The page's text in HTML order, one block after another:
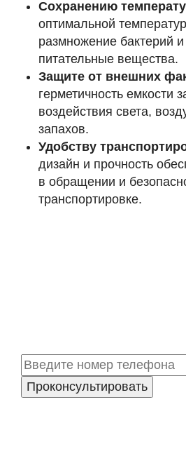
Сохранению
оптимальной
размножение бактерий и
питательные вещества.
Защите от внешних
герметичность емкости
воздействия света,
запахов.
Удобству
дизайн и прочность
в обращении и
транспортировке.